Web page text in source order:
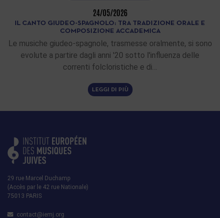
24/05/2026
IL CANTO GIUDEO-SPAGNOLO: TRA TRADIZIONE ORALE E
COMPOSIZIONE ACCADEMICA
Le musiche giudeo-spagnole, trasmesse oralmente, si sono
evolute a partire dagli anni '20 sotto l'influenza delle
correnti folcloristiche e di…
LEGGI DI PIÙ
29 rue Marcel Duchamp
(Accès par le 42 rue Nationale)
75013 PARIS
contact@iemj.org